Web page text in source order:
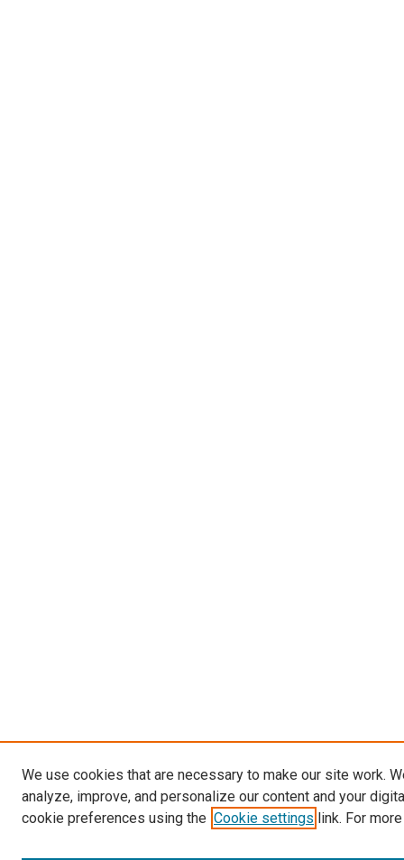
We use cookies that are necessary to make our site work.
analyze, improve, and personalize our content and your
cookie preferences using the Cookie settings link. For